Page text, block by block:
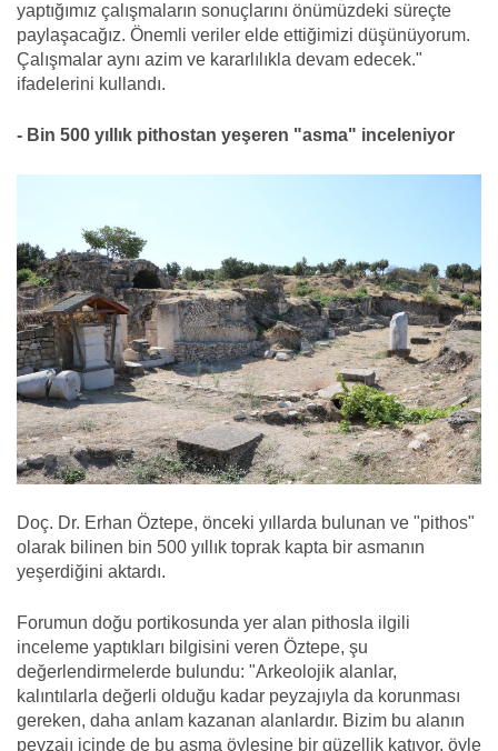
yaptığımız çalışmaların sonuçlarını önümüzdeki süreçte
paylaşacağız. Önemli veriler elde ettiğimizi düşünüyorum.
Çalışmalar aynı azim ve kararlılıkla devam edecek."
ifadelerini kullandı.
- Bin 500 yıllık pithostan yeşeren "asma" inceleniyor
Doç. Dr. Erhan Öztepe, önceki yıllarda bulunan ve "pithos"
olarak bilinen bin 500 yıllık toprak kapta bir asmanın
yeşerdiğini aktardı.
Forumun doğu portikosunda yer alan pithosla ilgili
inceleme yaptıkları bilgisini veren Öztepe, şu
değerlendirmelerde bulundu: "Arkeolojik alanlar,
kalıntılarla değerli olduğu kadar peyzajıyla da korunması
gereken, daha anlam kazanan alanlardır. Bizim bu alanın
peyzajı içinde de bu asma öylesine bir güzellik katıyor, öyle